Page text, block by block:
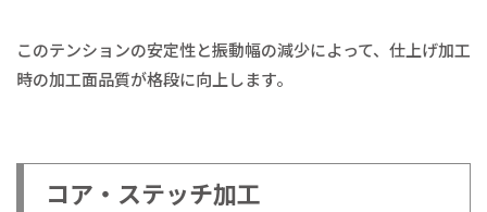
このテンションの安定性と振動幅の減少によって、仕上げ加工
時の加工面品質が格段に向上します。
コア・ステッチ加工